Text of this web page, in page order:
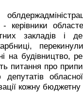
- керівники
закладів і
на будівництво,
питання про
депутатів
кожну бюджетну